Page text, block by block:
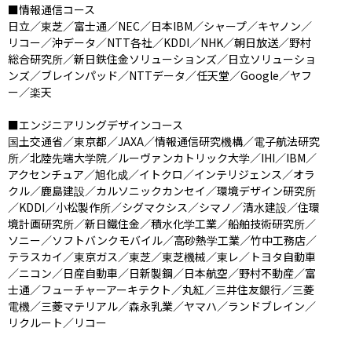
■情報通信コース
日立／東芝／富士通／NEC／日本IBM／シャープ／キヤノン／
リコー／沖データ／NTT各社／KDDI／NHK／朝日放送／野村
総合研究所／新日鉄住金ソリューションズ／日立ソリューショ
ンズ／ブレインパッド／NTTデータ／任天堂／Google／ヤフ
ー／楽天
■エンジニアリングデザインコース
国土交通省／東京都／JAXA／情報通信研究機構／電子航法研究
所／北陸先端大学院／ルーヴァンカトリック大学／IHI／IBM／
アクセンチュア／旭化成／イトクロ／インテリジェンス／オラ
クル／鹿島建設／カルソニックカンセイ／環境デザイン研究所
／KDDI／小松製作所／シグマクシス／シマノ／清水建設／住環
境計画研究所／新日鐵住金／積水化学工業／船舶技術研究所／
ソニー／ソフトバンクモバイル／高砂熱学工業／竹中工務店／
テラスカイ／東京ガス／東芝／東芝機械／東レ／トヨタ自動車
／ニコン／日産自動車／日新製鋼／日本航空／野村不動産／富
士通／フューチャーアーキテクト／丸紅／三井住友銀行／三菱
電機／三菱マテリアル／森永乳業／ヤマハ／ランドブレイン／
リクルート／リコー